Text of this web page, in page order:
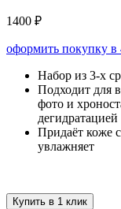
1400 ₽
оформить покупку в
Набор из 3-х
Подходит для
фото и
дегидратацией
Придаёт коже
увлажняет
Купить в 1 клик